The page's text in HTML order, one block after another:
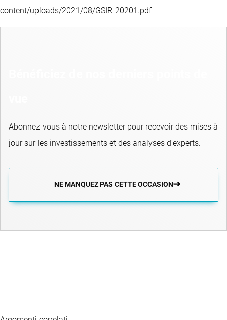
content/uploads/2021/08/GSIR-20201.pdf
Abonnez-vous à notre newsletter pour recevoir des mises à
jour sur les investissements et des analyses d'experts.
NE MANQUEZ PAS CETTE OCCASION